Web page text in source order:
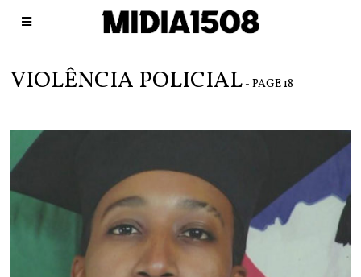
VIOLÊNCIA POLICIAL - PAGE 18